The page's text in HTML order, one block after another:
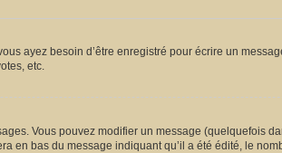
ayez besoin d’être enregistré pour écrire un
etc.
Vous pouvez modifier un message (quelquefois
en bas du message indiquant qu’il a été édité, le